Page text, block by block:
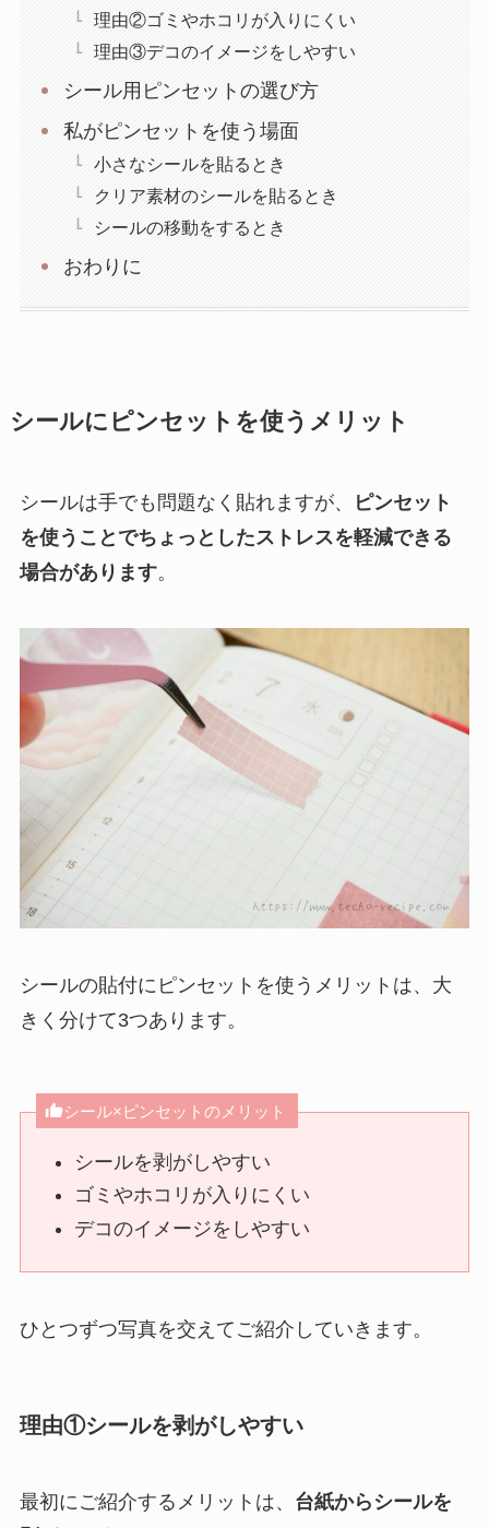
理由②ゴミやホコリが入りにくい
理由③デコのイメージをしやすい
シール用ピンセットの選び方
私がピンセットを使う場面
小さなシールを貼るとき
クリア素材のシールを貼るとき
シールの移動をするとき
おわりに
シールにピンセットを使うメリット
シールは手でも問題なく貼れますが、
ピンセット
を使うことでちょっとしたストレスを軽減できる
場合があります。
シールの貼付にピンセットを使うメリットは、大
きく分けて3つあります。
シール×ピンセットのメリット
シールを剥がしやすい
ゴミやホコリが入りにくい
デコのイメージをしやすい
ひとつずつ写真を交えてご紹介していきます。
理由①シールを剥がしやすい
最初にご紹介するメリットは、 台紙からシールを